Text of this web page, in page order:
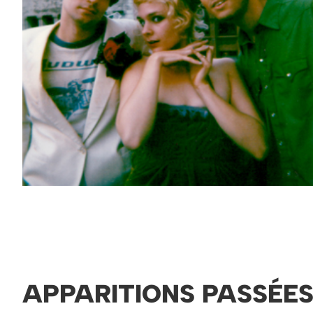
APPARITIONS PASSÉES